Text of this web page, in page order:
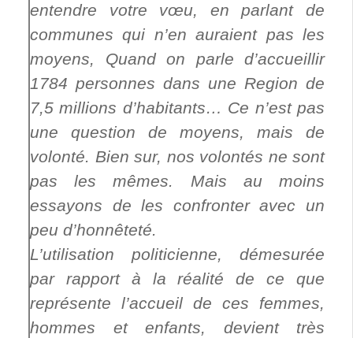
entendre votre vœu, en parlant de
communes qui n’en auraient pas les
moyens, Quand on parle d’accueillir
1784 personnes dans une Region de
7,5 millions d’habitants… Ce n’est pas
une question de moyens, mais de
volonté. Bien sur, nos volontés ne sont
pas les mêmes. Mais au moins
essayons de les confronter avec un
peu d’honnêteté.
L’utilisation politicienne, démesurée
par rapport à la réalité de ce que
représente l’accueil de ces femmes,
hommes et enfants, devient très